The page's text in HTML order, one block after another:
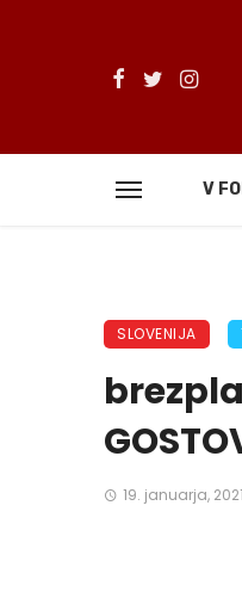
V
SLOVENIJA
19. januarja, 2021